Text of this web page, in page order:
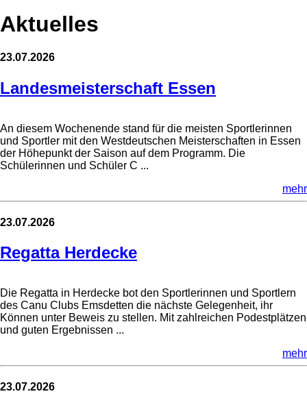
Aktuelles
23.07.2026
Landesmeisterschaft Essen
An diesem Wochenende stand für die meisten Sportlerinnen
und Sportler mit den Westdeutschen Meisterschaften in Essen
der Höhepunkt der Saison auf dem Programm. Die
Schülerinnen und Schüler C ...
mehr
23.07.2026
Regatta Herdecke
Die Regatta in Herdecke bot den Sportlerinnen und Sportlern
des Canu Clubs Emsdetten die nächste Gelegenheit, ihr
Können unter Beweis zu stellen. Mit zahlreichen Podestplätzen
und guten Ergebnissen ...
mehr
23.07.2026